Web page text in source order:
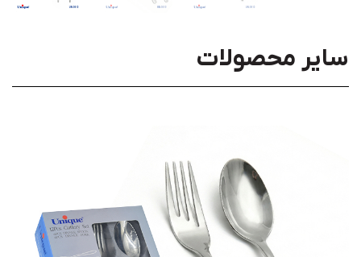
سایر محصولات